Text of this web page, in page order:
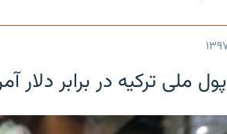
ملی ترکیه در برابر دلار آمریکا در یک